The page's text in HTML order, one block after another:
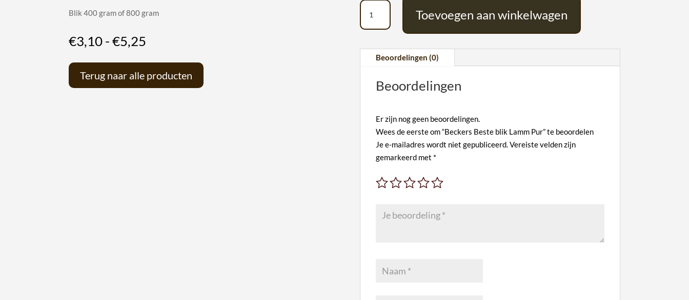
Blik 400 gram of 800 gram
€3,10- €5,25
tot
€5,25
Terug naar alle producten
Beckers
Beste
blik
Toevoegen aan winkelwagen
Beoordelingen (0)
Beoordelingen
Er zijn nog geen beoordelingen.
Wees de eerste om “Beckers Beste blik Lamm Pur” te beoordelen
Je e-mailadres wordt niet gepubliceerd.Vereiste velden zijn
gemarkeerd met *